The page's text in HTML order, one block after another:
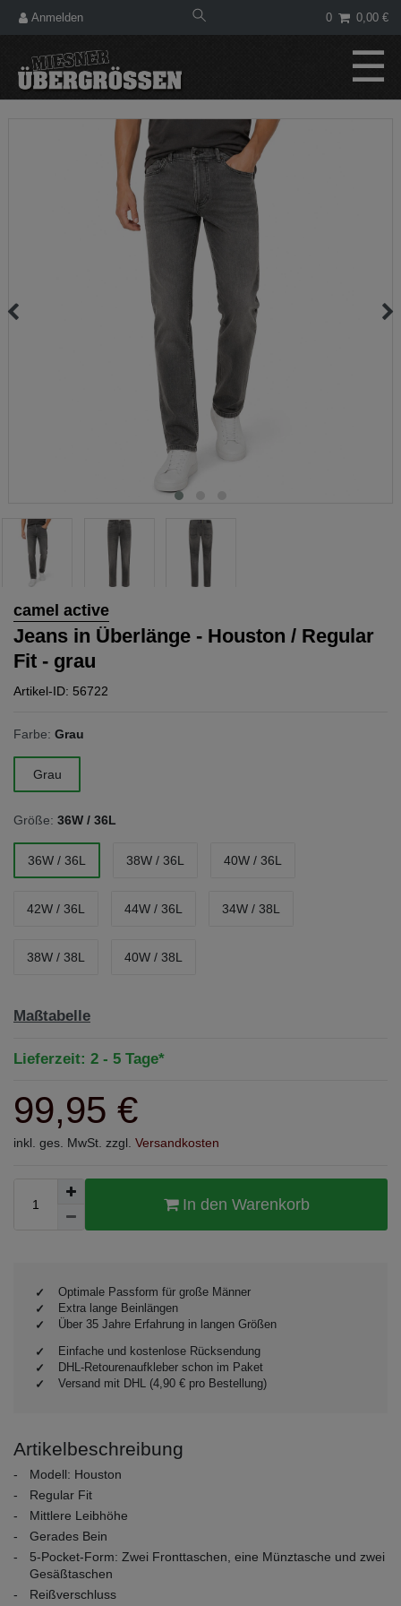
Anmelden 0 0,00 €
☰
camel active
Jeans in Überlänge - Houston / Regular
Fit - grau
Artikel-ID: 56722
Farbe: Grau
Grau
Größe: 36W / 36L
36W / 36L 38W / 36L 40W / 36L
42W / 36L 44W / 36L 34W / 38L
38W / 38L 40W / 38L
Maßtabelle
Lieferzeit: 2 - 5 Tage*
99,95 €
inkl. ges. MwSt. zzgl. Versandkosten
In den Warenkorb
Optimale Passform für große Männer
Extra lange Beinlängen
Über 35 Jahre Erfahrung in langen Größen
Einfache und kostenlose Rücksendung
DHL-Retourenaufkleber schon im Paket
Versand mit DHL (4,90 € pro Bestellung)
Artikelbeschreibung
Modell: Houston
Regular Fit
Mittlere Leibhöhe
Gerades Bein
5-Pocket-Form: Zwei Fronttaschen, eine Münztasche und zwei
Gesäßtaschen
Reißverschluss